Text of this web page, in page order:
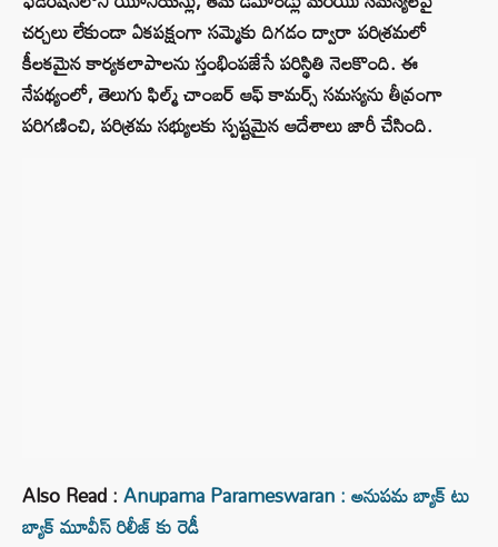
చర్చలు లేకుండా ఏకపక్షంగా సమ్మెకు దిగడం ద్వారా పరిశ్రమలో
కీలకమైన కార్యకలాపాలను స్తంభింపజేసే పరిస్థితి నెలకొంది. ఈ
నేపథ్యంలో, తెలుగు ఫిల్మ్ చాంబర్ ఆఫ్ కామర్స్ సమస్యను తీవ్రంగా
పరిగణించి, పరిశ్రమ సభ్యులకు స్పష్టమైన ఆదేశాలు జారీ చేసింది.
Also Read :Anupama Parameswaran : అనుపమ బ్యాక్ టు
బ్యాక్ మూవీస్ రిలీజ్ కు రెడీ